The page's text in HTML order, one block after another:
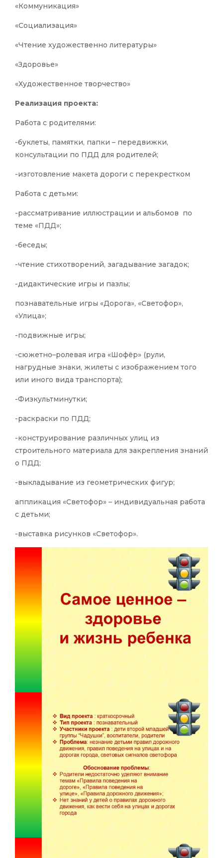
«Коммуникация»
«Социализация»
«Чтение художественно литературы»
«Здоровье»
«Художественное творчество»
Реализация проекта:
Работа с родителями:
-буклеты, памятки, папки – передвижки,
консультации по ПДД для родителей;
-изготовление макета дороги с перекрестком
Работа с детьми:
-рассматривание иллюстрации и альбомов по
теме «ПДД»;
-беседы;
-чтение стихотворений, загадывание загадок;
-дидактические игры и пазлы;
познавательные игры «Дорога», «Светофор»,
«Улица»;
-подвижные игры;
-сюжетно–ролевая игра «Шофёр» (рули,
нагрудные знаки, жилеты с изображением того
или иного вида транспорта);
-Физкультминутки;
-раскраски по ПДД;
-конструирование различных улиц из
строительного материала для закрепления знаний
о ПДД;
-выкладывание из геометрических фигур;
аппликация «Светофор» – индивидуальная работа
с детьми;
-выставка рисунков «Светофор».